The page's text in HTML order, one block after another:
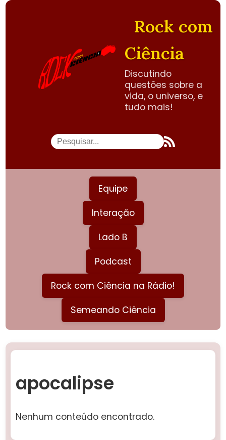
Rock com
Ciência
Discutindo
questões sobre a
vida, o universo, e
tudo mais!
Equipe
Interação
Lado B
Podcast
Rock com Ciência na Rádio!
Semeando Ciência
apocalipse
Nenhum conteúdo encontrado.